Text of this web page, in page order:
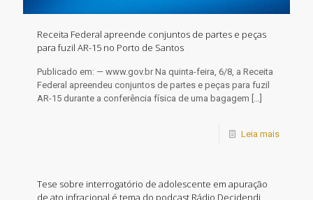
Receita Federal apreende conjuntos de partes e peças
para fuzil AR-15 no Porto de Santos
Publicado em: — www.gov.br Na quinta-feira, 6/8, a Receita
Federal apreendeu conjuntos de partes e peças para fuzil
AR-15 durante a conferência física de uma bagagem
Leia mais
Tese sobre interrogatório de adolescente em apuração
de ato infracional é tema do podcast Rádio Decidendi